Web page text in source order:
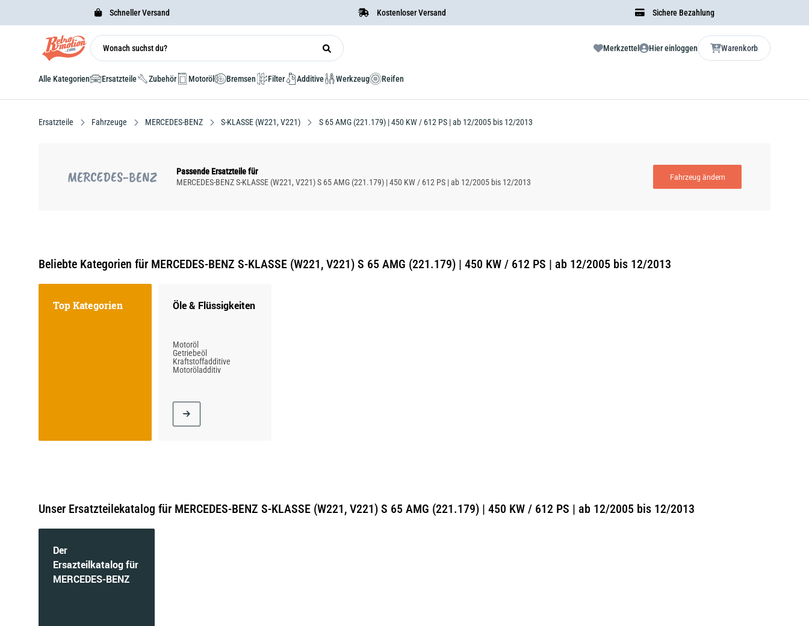
Schneller Versand Kostenloser Versand Sichere Bezahlung
Merkzettel Hier einloggen Warenkorb
Alle Kategorien Ersatzteile Zubehör Motoröl Bremsen Filter Additive Werkzeug Reifen
Ersatzteile Fahrzeuge MERCEDES-BENZ S-KLASSE (W221, V221) S 65 AMG (221.179) | 450 KW / 612 PS | ab 12/2005 bis 12/2013
MERCEDES-BENZ
Passende Ersatzteile für
MERCEDES-BENZ S-KLASSE (W221, V221) S 65 AMG (221.179) | 450 KW / 612 PS | ab 12/2005 bis 12/2013
Fahrzeug ändern
Beliebte Kategorien für MERCEDES-BENZ S-KLASSE (W221, V221) S 65 AMG (221.179) | 450 KW / 612 PS | ab 12/2005 bis 12/2013
Top Kategorien Öle & Flüssigkeiten
Motoröl
Getriebeöl
Kraftstoffadditive
Motoröladditiv
Unser Ersatzteilekatalog für MERCEDES-BENZ S-KLASSE (W221, V221) S 65 AMG (221.179) | 450 KW / 612 PS | ab 12/2005 bis 12/2013
Der
Ersazteilkatalog für
MERCEDES-BENZ